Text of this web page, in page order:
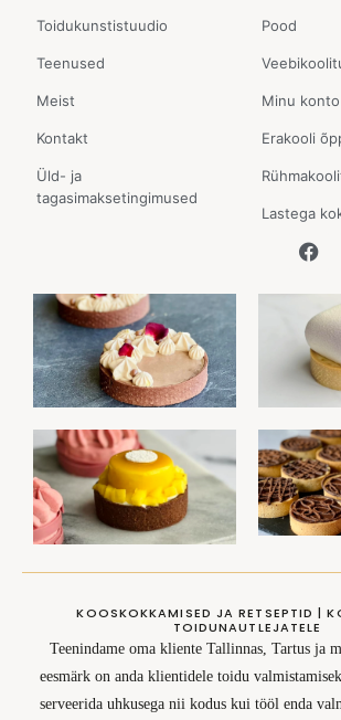
Toidukunstistuudio
Teenused
Meist
Kontakt
Üld- ja
tagasimaksetingimused
Pood
Minu konto
Erakooli
Lastega
KOOSKOKKAMISED JA RETSEPTID |
TOIDUNAUTLEJATELE
Teenindame oma kliente Tallinnas, Tartus ja
eesmärk on anda klientidele toidu
serveerida uhkusega nii kodus kui tööl enda